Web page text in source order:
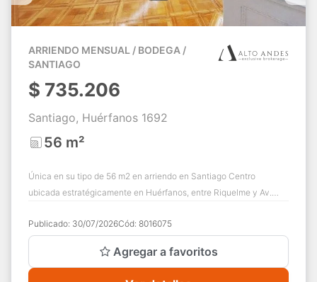
ARRIENDO MENSUAL / BODEGA /
SANTIAGO
$ 735.206
Santiago, Huérfanos 1692
56 m²
Única en su tipo de 56 m2 en arriendo en Santiago Centro
ubicada estratégicamente en Huérfanos, entre Riquelme y Av.
Publicado: 30/07/2026Cód: 8016075
Agregar a favoritos